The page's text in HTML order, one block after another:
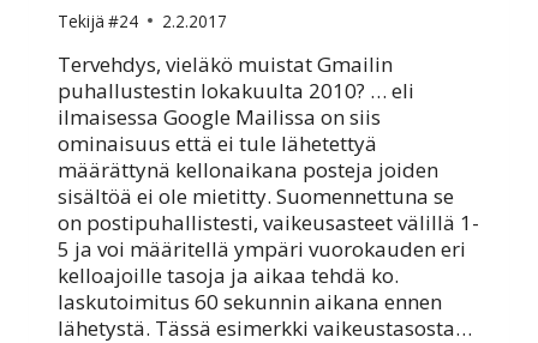
Tekijä #24 2.2.2017
Tervehdys, vieläkö muistat Gmailin
puhallustestin lokakuulta 2010? … eli
ilmaisessa Google Mailissa on siis
ominaisuus että ei tule lähetettyä
määrättynä kellonaikana posteja joiden
sisältöä ei ole mietitty. Suomennettuna se
on postipuhallistesti, vaikeusasteet välillä 1-
5 ja voi määritellä ympäri vuorokauden eri
kelloajoille tasoja ja aikaa tehdä ko.
laskutoimitus 60 sekunnin aikana ennen
lähetystä. Tässä esimerkki vaikeustasosta…